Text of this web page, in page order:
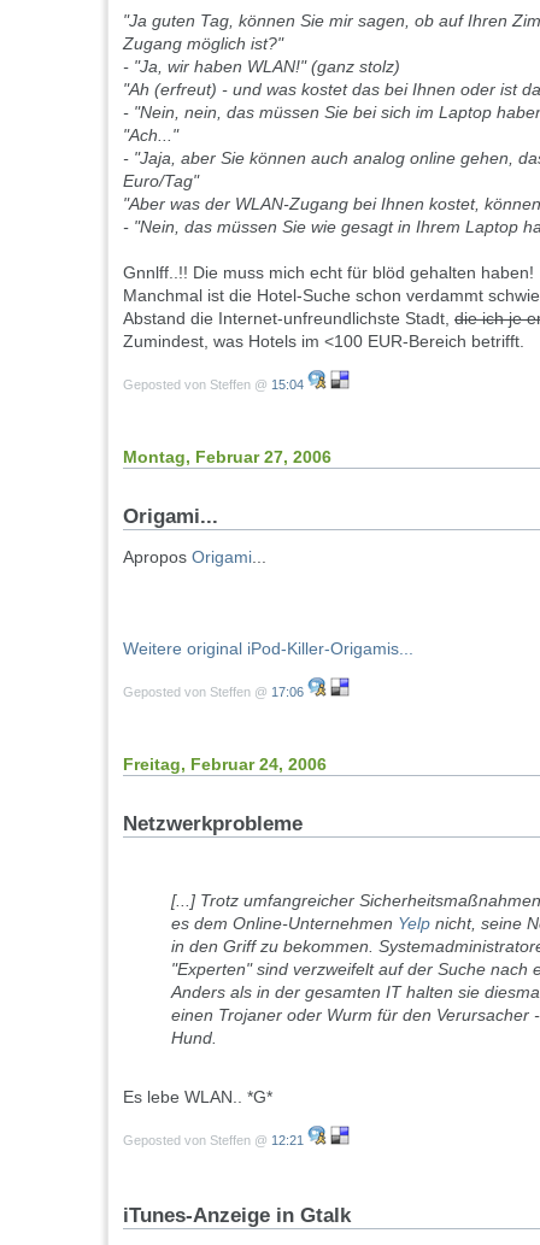
"Ja guten Tag, können Sie mir sagen, ob auf Ihren
Zugang möglich ist?"
- "Ja, wir haben WLAN!" (ganz stolz)
"Ah (erfreut) - und was kostet das bei Ihnen oder ist
- "Nein, nein, das müssen Sie bei sich im Laptop
"Ach..."
- "Jaja, aber Sie können auch analog online gehen,
Euro/Tag"
"Aber was der WLAN-Zugang bei Ihnen kostet,
- "Nein, das müssen Sie wie gesagt in Ihrem Laptop
Gnnlff..!! Die muss mich echt für blöd gehalten haben!
Manchmal ist die Hotel-Suche schon verdammt
Abstand die Internet-unfreundlichste Stadt, die ich je
Zumindest, was Hotels im <100 EUR-Bereich betrifft.
Geposted von Steffen @ 15:04
Montag, Februar 27, 2006
Origami...
Apropos Origami...
Weitere original iPod-Killer-Origamis...
Geposted von Steffen @ 17:06
Freitag, Februar 24, 2006
Netzwerkprobleme
[...] Trotz umfangreicher
es dem Online-Unternehmen Yelp nicht, seine
in den Griff zu bekommen.
"Experten" sind verzweifelt auf der Suche nach
Anders als in der gesamten IT halten sie
einen Trojaner oder Wurm für den Verursacher
Hund.
Es lebe WLAN.. *G*
Geposted von Steffen @ 12:21
iTunes-Anzeige in Gtalk